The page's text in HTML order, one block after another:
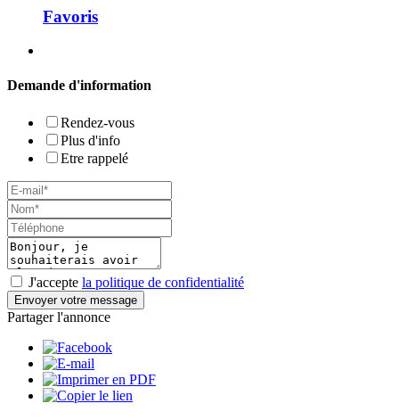
Favoris
Demande d'information
Rendez-vous
Plus d'info
Etre rappelé
J'accepte la politique de confidentialité
Envoyer votre message
Partager l'annonce